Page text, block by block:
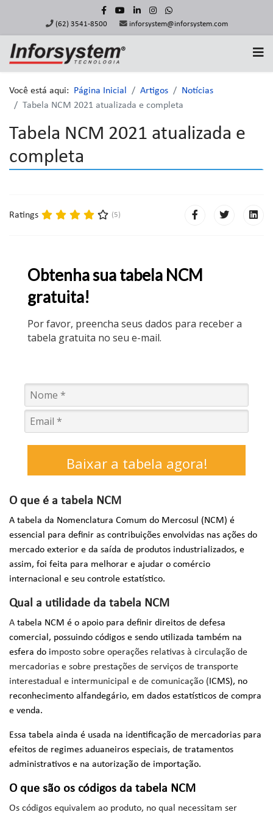
(62) 3541-8500 inforsystem@inforsystem.com
Você está aqui: Página Inicial Artigos
Notícias
Tabela NCM 2021 atualizada e completa
Tabela NCM 2021 atualizada e
completa
Ratings (5)
Obtenha sua tabela NCM
gratuita!
Por favor, preencha seus dados para receber a
tabela gratuita no seu e-mail.
Baixar a tabela agora!
O que é a tabela NCM
A tabela da Nomenclatura Comum do Mercosul (NCM) é
essencial para definir as contribuições envolvidas nas ações do
mercado exterior e da saída de produtos industrializados, e
assim, foi feita para melhorar e ajudar o comércio
internacional e seu controle estatístico.
Qual a utilidade da tabela NCM
A tabela NCM é o apoio para definir direitos de defesa
comercial, possuindo códigos e sendo utilizada também na
esfera do imposto sobre operações relativas à circulação de
mercadorias e sobre prestações de serviços de transporte
interestadual e intermunicipal e de comunicação ( ICMS), no
reconhecimento alfandegário, em dados estatísticos de compra
e venda.
Essa tabela ainda é usada na identificação de mercadorias para
efeitos de regimes aduaneiros especiais, de tratamentos
administrativos e na autorização de importação.
O que são os códigos da tabela NCM
Os códigos equivalem ao produto, no qual necessitam ser